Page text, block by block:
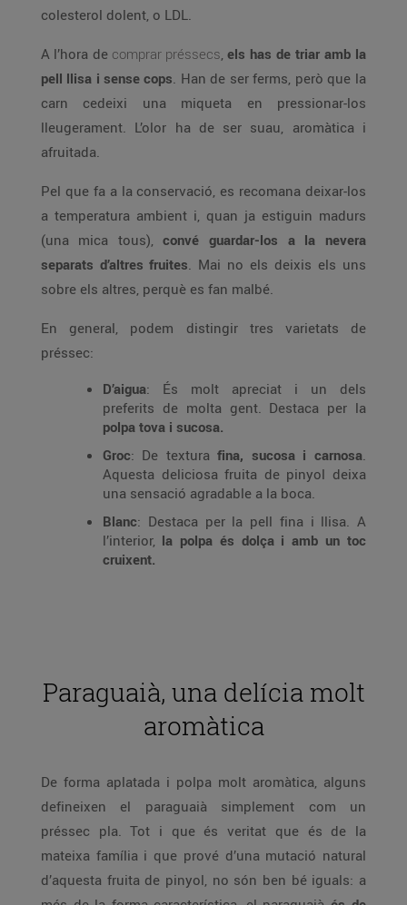
colesterol dolent, o LDL.
A l’hora de comprar préssecs, els has de triar amb la
pell llisa i sense cops. Han de ser ferms, però que la
carn cedeixi una miqueta en pressionar-los
lleugerament. L’olor ha de ser suau, aromàtica i
afruitada.
Pel que fa a la conservació, es recomana deixar-los
a temperatura ambient i, quan ja estiguin madurs
(una mica tous), convé guardar-los a la nevera
separats d’altres fruites. Mai no els deixis els uns
sobre els altres, perquè es fan malbé.
En general, podem distingir tres varietats de
préssec:
D’aigua: És molt apreciat i un dels
preferits de molta gent. Destaca per la
polpa tova i sucosa.
Groc: De textura fina, sucosa i carnosa.
Aquesta deliciosa fruita de pinyol deixa
una sensació agradable a la boca.
Blanc: Destaca per la pell fina i llisa. A
l’interior, la polpa és dolça i amb un toc
cruixent.
Paraguaià, una delícia molt
aromàtica
De forma aplatada i polpa molt aromàtica, alguns
defineixen el paraguaià simplement com un
préssec pla. Tot i que és veritat que és de la
mateixa família i que prové d’una mutació natural
d’aquesta fruita de pinyol, no són ben bé iguals: a